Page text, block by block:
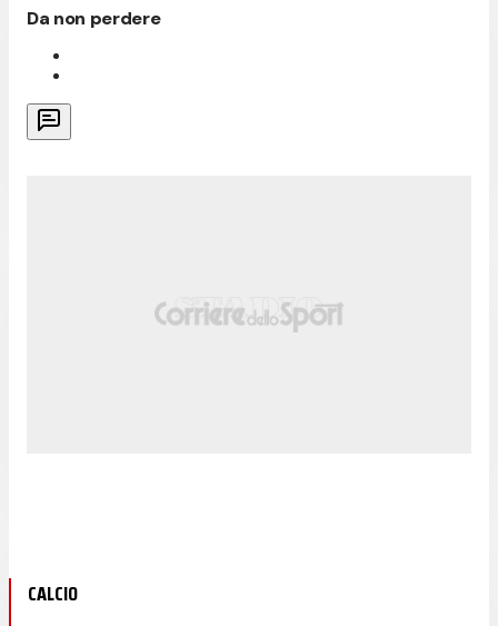
Da non perdere
CALCIO